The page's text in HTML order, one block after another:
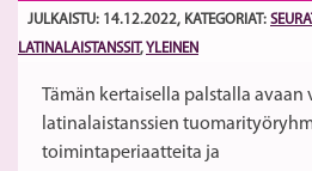
JULKAISTU: 14.12.2022, KATEGORIAT:
LATINALAISTANSSIT , YLEINEN
Tämän kertaisella palstalla avaan
latinalaistanssien
toimintaperiaatteita ja